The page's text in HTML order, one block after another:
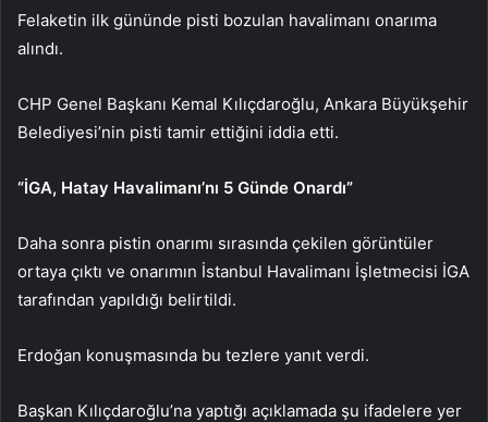
Felaketin ilk gününde pisti bozulan havalimanı onarıma
alındı.
CHP Genel Başkanı Kemal Kılıçdaroğlu, Ankara Büyükşehir
Belediyesi’nin pisti tamir ettiğini iddia etti.
“İGA, Hatay Havalimanı’nı 5 Günde Onardı”
Daha sonra pistin onarımı sırasında çekilen görüntüler
ortaya çıktı ve onarımın İstanbul Havalimanı İşletmecisi İGA
tarafından yapıldığı belirtildi.
Erdoğan konuşmasında bu tezlere yanıt verdi.
Başkan Kılıçdaroğlu’na yaptığı açıklamada şu ifadelere yer